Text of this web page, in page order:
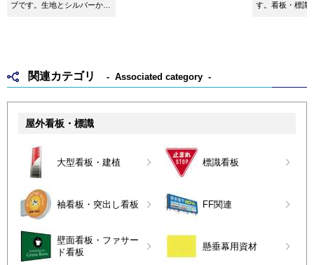
ブです。生地とシルバーから
す。看板・標識
関連カテゴリ Associated category
屋外看板・標識
大型看板・建植 標識看板
袖看板・突出し看板 FF関連
壁面看板・ファサー
ド看板
懸垂幕用資材